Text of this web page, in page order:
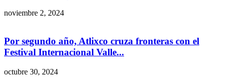
noviembre 2, 2024
Por segundo año, Atlixco cruza fronteras con el
Festival Internacional Valle...
octubre 30, 2024